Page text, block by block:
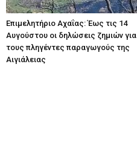
Επιμελητήριο Αχαΐας: Έως τις 14
Αυγούστου οι δηλώσεις ζημιών για
τους πληγέντες παραγωγούς της
Αιγιάλειας